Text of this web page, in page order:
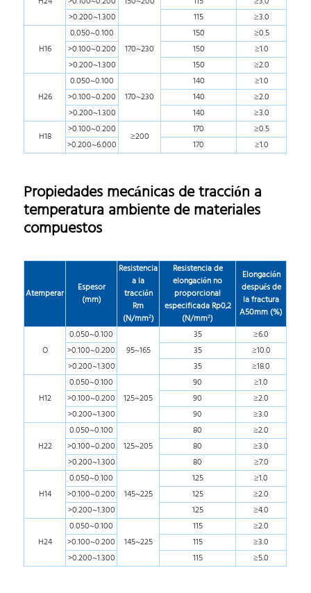
>0.200~1.300
115 ≥3.0
H16
0.050~0.100
170~230
150
≥0.5
>0.100~0.200
150
≥1.0
>0.200~1.300
150 ≥2.0
H26
0.050~0.100
170~230
140
≥1.0
>0.100~0.200
140
≥2.0
>0.200~1.300
140
≥3.0
H18
>0.100~0.200
≥200
170
≥0.5
>0.200~6.000
170 ≥1.0
Propiedades mecánicas de tracción a
temperatura ambiente de materiales
compuestos
Atemperar
Espesor
(mm)
Resistencia
a la
tracción
Rm
(N/mm²)
Resistencia de
elongación no
proporcional
especificada Rp0,2
(N/mm²)
Elongación
después de
la fractura
A50mm (%)
O
0.050~0.100
95~165
35
≥6.0
>0.100~0.200
35
≥10.0
>0.200~1.300
35 ≥18.0
H12
0.050~0.100
125~205
90
≥1.0
>0.100~0.200
90
≥2.0
>0.200~1.300
90 ≥3.0
H22
0.050~0.100
125~205
80
≥2.0
>0.100~0.200
80
≥3.0
>0.200~1.300
80 ≥7.0
H14
0.050~0.100
145~225
125
≥1.0
>0.100~0.200
125
≥2.0
>0.200~1.300
125 ≥4.0
H24
0.050~0.100
145~225
115
≥2.0
>0.100~0.200
115
≥3.0
>0.200~1.300
115 ≥5.0